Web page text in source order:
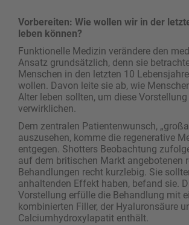
Vorbereiten: Wie wollen wir in der
leben können?
Funktionelle Medizin verändere den
Ansatz grundsätzlich, denn sie
Menschen in den letzten 10
wollen. Davon leite sie ab, wie
Alter leben sollten, um diese Vorstellung
verwirklichen.
Dem zentralen Patientenwunsch,
auszusehen, komme die regenerative
entgegen. Shotters Beobachtung
auf dem britischen Markt angebotenen
Behandlungen recht kurzlebig. Sie
anhaltenden Effekt haben, befand sie.
Vorstellung erfülle die Behandlung mit
kombinierten Filler, der Hyaluronsäure
Calciumhydroxylapatit enthält.